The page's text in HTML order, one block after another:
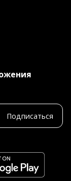
Подписаться